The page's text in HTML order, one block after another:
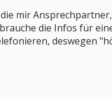
mir Ansprechpartner,
die Infos für
deswegen